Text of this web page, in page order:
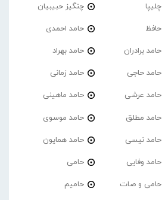
چلیپا چنگیز حبیبیان
حافظ حامد احمدی
حامد برادران حامد بهراد
حامد حاجی حامد زمانی
حامد عرشی حامد ماهینی
حامد مطلق حامد موسوی
حامد نیسی حامد همایون
حامد وفایی حامی
حامی و صات حامیم